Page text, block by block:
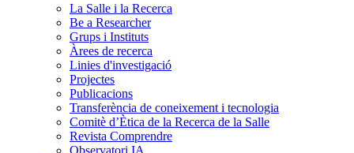
La Salle i la Recerca
Be a Researcher
Grups i Instituts
Àrees de recerca
Linies d'investigació
Projectes
Publicacions
Transferència de coneixement i tecnologia
Comitè d’Ètica de la Recerca de la Salle
Revista Comprendre
Observatori IA